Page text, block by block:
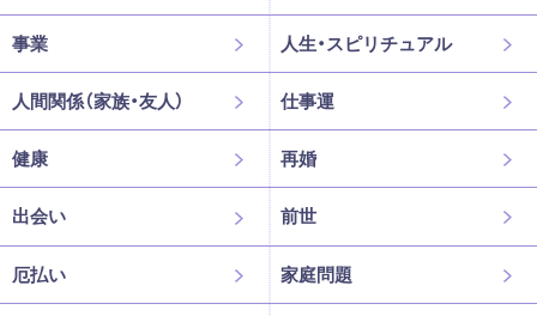
事業 人生・スピリチュアル
人間関係（家族・友人） 仕事運
健康 再婚
出会い 前世
厄払い 家庭問題